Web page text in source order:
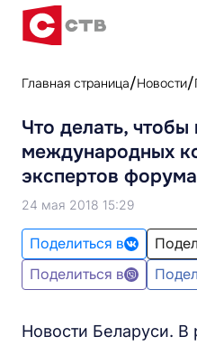
Главная страница Новости
Что делать,
международных
экспертов
24 мая 2018 15:29
Поделиться в
Поделиться в
Новости Беларуси. В